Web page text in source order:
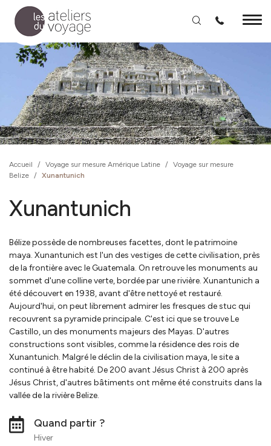
Aller au contenu principal
Accueil / Voyage sur mesure Amérique Latine / Voyage sur mesure
Belize / Xunantunich
Xunantunich
Bélize possède de nombreuses facettes, dont le patrimoine
maya. Xunantunich est l'un des vestiges de cette civilisation, près
de la frontière avec le Guatemala. On retrouve les monuments au
sommet d'une colline verte, bordée par une rivière. Xunantunich a
été découvert en 1938, avant d'être nettoyé et restauré.
Aujourd'hui, on peut librement admirer les fresques de stuc qui
recouvrent sa pyramide principale. C'est ici que se trouve Le
Castillo, un des monuments majeurs des Mayas. D'autres
constructions sont visibles, comme la résidence des rois de
Xunantunich. Malgré le déclin de la civilisation maya, le site a
continué à être habité. De 200 avant Jésus Christ à 200 après
Jésus Christ, d'autres bâtiments ont même été construits dans la
vallée de la rivière Belize.
Quand partir ?
Hiver